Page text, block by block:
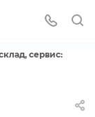
сервис: